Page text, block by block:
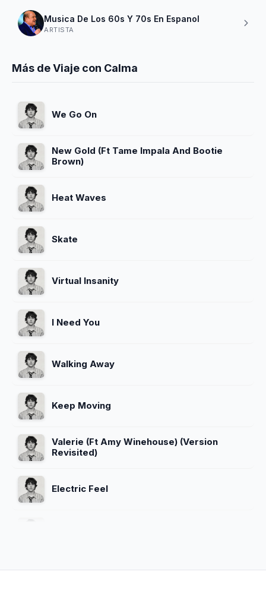
Musica De Los 60s Y 70s En Espanol
ARTISTA
Más de Viaje con Calma
We Go On
New Gold (Ft Tame Impala And Bootie
Brown)
Heat Waves
Skate
Virtual Insanity
I Need You
Walking Away
Keep Moving
Valerie (Ft Amy Winehouse) (Version
Revisited)
Electric Feel
Somethinggreater